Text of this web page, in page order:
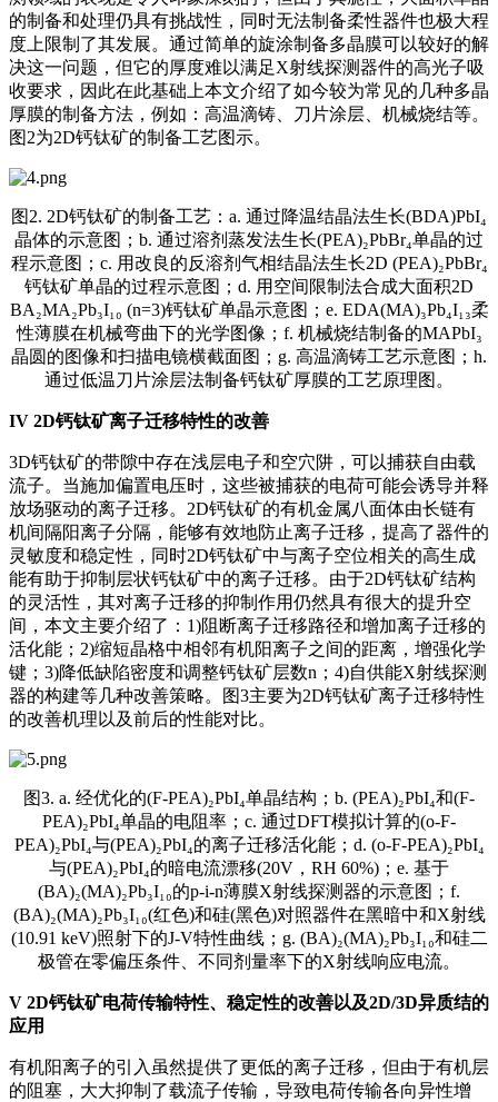
的制备和处理仍具有挑战性，同时无法制备柔性器件也极大程
度上限制了其发展。通过简单的旋涂制备多晶膜可以较好的解
决这一问题，但它的厚度难以满足X射线探测器件的高光子吸
收要求，因此在此基础上本文介绍了如今较为常见的几种多晶
厚膜的制备方法，例如：高温滴铸、刀片涂层、机械烧结等。
图2为2D钙钛矿的制备工艺图示。
图2. 2D钙钛矿的制备工艺：a. 通过降温结晶法生长(BDA)PbI₄
晶体的示意图；b. 通过溶剂蒸发法生长(PEA)₂PbBr₄单晶的过
程示意图；c. 用改良的反溶剂气相结晶法生长2D (PEA)₂PbBr₄
钙钛矿单晶的过程示意图；d. 用空间限制法合成大面积2D
BA₂MA₂Pb₃I₁₀ (n=3)钙钛矿单晶示意图；e. EDA(MA)₃Pb₄I₁₃柔
性薄膜在机械弯曲下的光学图像；f. 机械烧结制备的MAPbI₃
晶圆的图像和扫描电镜横截面图；g. 高温滴铸工艺示意图；h.
通过低温刀片涂层法制备钙钛矿厚膜的工艺原理图。
IV 2D钙钛矿离子迁移特性的改善
3D钙钛矿的带隙中存在浅层电子和空穴阱，可以捕获自由载
流子。当施加偏置电压时，这些被捕获的电荷可能会诱导并释
放场驱动的离子迁移。2D钙钛矿的有机金属八面体由长链有
机间隔阳离子分隔，能够有效地防止离子迁移，提高了器件的
灵敏度和稳定性，同时2D钙钛矿中与离子空位相关的高生成
能有助于抑制层状钙钛矿中的离子迁移。由于2D钙钛矿结构
的灵活性，其对离子迁移的抑制作用仍然具有很大的提升空
间，本文主要介绍了：1)阻断离子迁移路径和增加离子迁移的
活化能；2)缩短晶格中相邻有机阳离子之间的距离，增强化学
键；3)降低缺陷密度和调整钙钛矿层数n；4)自供能X射线探测
器的构建等几种改善策略。图3主要为2D钙钛矿离子迁移特性
的改善机理以及前后的性能对比。
图3. a. 经优化的(F-PEA)₂PbI₄单晶结构；b. (PEA)₂PbI₄和(F-
PEA)₂PbI₄单晶的电阻率；c. 通过DFT模拟计算的(o-F-
PEA)₂PbI₄与(PEA)₂PbI₄的离子迁移活化能；d. (o-F-PEA)₂PbI₄
与(PEA)₂PbI₄的暗电流漂移(20V，RH 60%)；e. 基于
(BA)₂(MA)₂Pb₃I₁₀的p-i-n薄膜X射线探测器的示意图；f.
(BA)₂(MA)₂Pb₃I₁₀(红色)和硅(黑色)对照器件在黑暗中和X射线
(10.91 keV)照射下的J-V特性曲线；g. (BA)₂(MA)₂Pb₃I₁₀和硅二
极管在零偏压条件、不同剂量率下的X射线响应电流。
V 2D钙钛矿电荷传输特性、稳定性的改善以及2D/3D异质结的
应用
有机阳离子的引入虽然提供了更低的离子迁移，但由于有机层
的阻塞，大大抑制了载流子传输，导致电荷传输各向异性增